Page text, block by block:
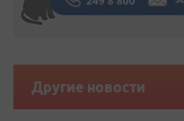
Другие новости